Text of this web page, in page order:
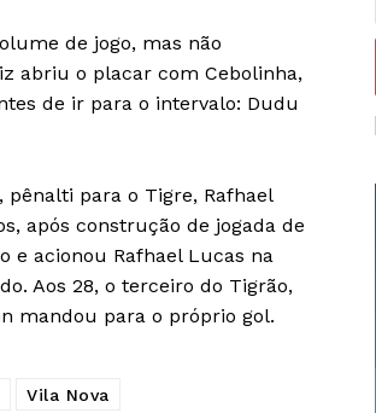
de jogo, mas não
abriu o placar com Cebolinha,
de ir para o intervalo: Dudu
para o Tigre, Rafhael
após construção de jogada de
e acionou Rafhael Lucas na
Aos 28, o terceiro do Tigrão,
mandou para o próprio gol.
Vila Nova